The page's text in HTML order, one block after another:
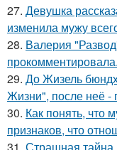
27. Девушка
изменила мужу
28. Валерия
прокомментировала.
29. До Жизель
Жизни", после неё -
30. Как понять, что
признаков, что